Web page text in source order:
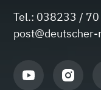
Tel.: 038233 /